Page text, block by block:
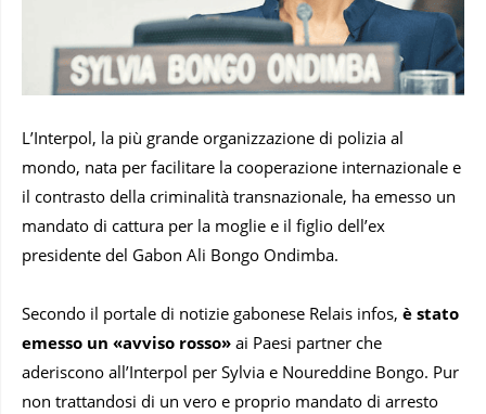
L’Interpol, la più grande organizzazione di polizia al
mondo, nata per facilitare la cooperazione internazionale e
il contrasto della criminalità transnazionale, ha emesso un
mandato di cattura per la moglie e il figlio dell’ex
presidente del Gabon Ali Bongo Ondimba.
Secondo il portale di notizie gabonese Relais infos, è stato
emesso un «avviso rosso» ai Paesi partner che
aderiscono all’Interpol per Sylvia e Noureddine Bongo. Pur
non trattandosi di un vero e proprio mandato di arresto